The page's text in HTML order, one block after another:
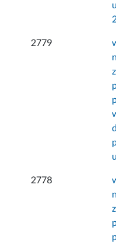
2779
2778